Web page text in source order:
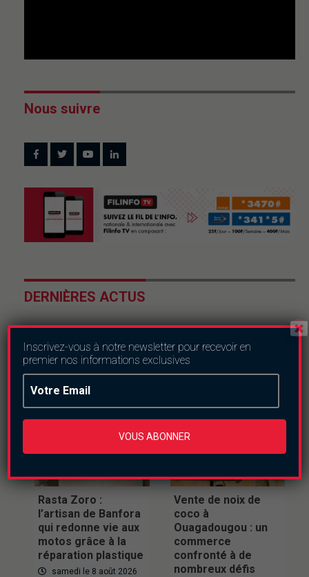
Nous suivre
DERNIÈRES ACTUS
Rasta Zoro :
l’artisan de Banfora
qui redonne vie aux
motos grâce à la
réparation plastique
samedi le 8 août 2026
Vente de noix de
coco à
Ouagadougou : un
commerce
confronté à de
nombreux défis
Inscrivez-vous à notre newsletter pour recevoir en
premier nos informations exclusives
VOUS ABONNER